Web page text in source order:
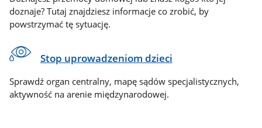
doznaje? Tutaj znajdziesz informacje co zrobić, by
powstrzymać tę sytuację.
Stop uprowadzeniom dzieci
Sprawdź organ centralny, mapę sądów specjalistycznych,
aktywność na arenie międzynarodowej.